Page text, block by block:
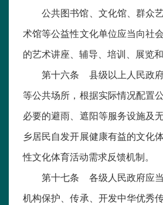
公共图书馆、文化馆、群众
术馆等公益性文化单位应当向社
的艺术讲座、辅导、培训、展览
第十六条 县级以上人民政
等公共场所，根据实际情况配置
必要的避雨、遮阳等服务设施及
乡居民自发开展健康有益的文化
性文化体育活动需求反馈机制。
第十七条 各级人民政府应
机构保护、传承、开发中华优秀